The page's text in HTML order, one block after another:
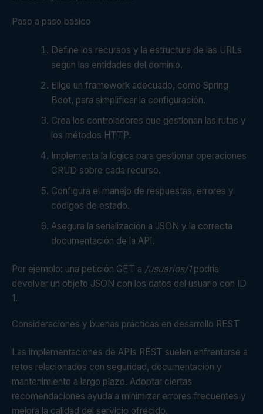
Paso a paso básico
Define los recursos y la estructura de las URLs
según las entidades del dominio.
Elige un framework adecuado, como Spring
Boot, para simplificar la configuración.
Crea los controladores que gestionan las rutas y
los métodos HTTP.
Implementa la lógica para gestionar operaciones
CRUD sobre cada recurso.
Configura el manejo de respuestas, errores y
códigos de estado.
Asegura la serialización a JSON y la correcta
documentación de la API.
Por ejemplo: una petición GET a /usuarios/1podría
devolver un objeto JSON con los datos del usuario con ID
1.
Consideraciones y buenas prácticas en desarrollo REST
Las implementaciones de APIs REST suelen enfrentarse a
retos relacionados con seguridad, documentación y
mantenimiento a largo plazo. Adoptar ciertas
recomendaciones ayuda a minimizar errores frecuentes y
mejora la calidad del servicio ofrecido.